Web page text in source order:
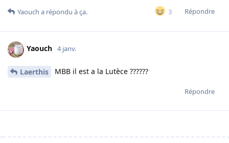
3 Répondre
Yaouch a répondu à ça.
Yaouch 4 janv.
Laerthis MBB il est a la Lutèce ??????
Répondre